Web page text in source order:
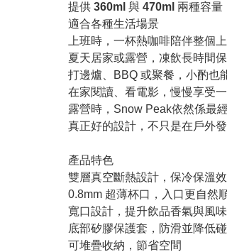
提供 360ml 與 470ml 兩種容量
適合各種生活場景
上班時，一杯熱咖啡陪伴整個上
夏天居家或露營，凍飲長時間保
打邊爐、BBQ 或聚餐，小酌也
在家閱讀、看電影，慢慢享受
露營時，Snow Peak依然係最
真正好的設計，不只是在戶外
產品特色
雙層真空斷熱設計，保冷保溫
0.8mm 超薄杯口，入口更自然
寬口設計，提升飲品香氣與風味
底部矽膠保護套，防滑並降低
可堆疊收納，節省空間